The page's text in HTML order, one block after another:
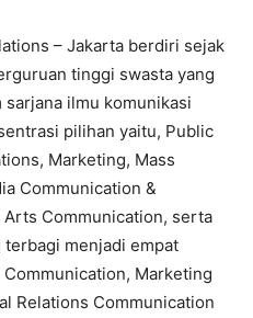
– Jakarta berdiri sejak
tinggi swasta yang
ilmu komunikasi
pilihan yaitu, Public
Marketing, Mass
Communication &
Communication, serta
terbagi menjadi empat
Marketing
Relations Communication